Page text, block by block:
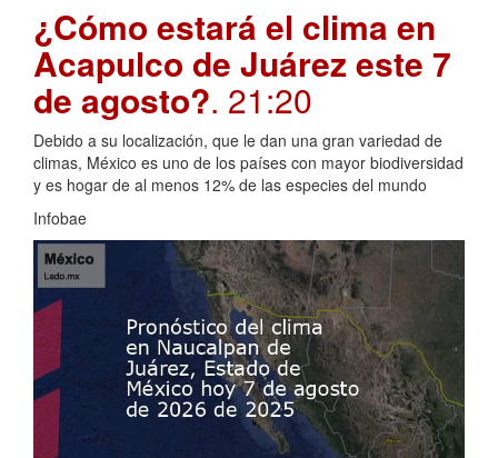
¿Cómo estará el clima en
Acapulco de Juárez este 7
de agosto?. 21:20
Debido a su localización, que le dan una gran variedad de
climas, México es uno de los países con mayor biodiversidad
y es hogar de al menos 12% de las especies del mundo
Infobae